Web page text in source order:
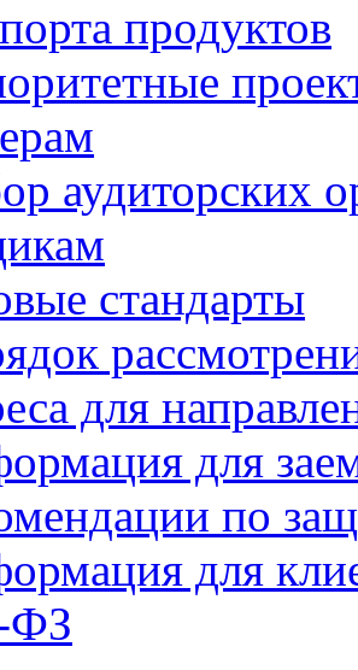
продуктов
аудиторских
стандарты
для
для
по
для
ФЗ